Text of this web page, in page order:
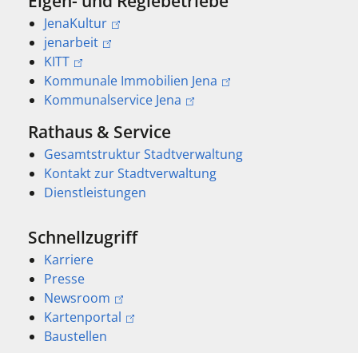
JenaKultur
jenarbeit
KITT
Kommunale Immobilien Jena
Kommunalservice Jena
Rathaus & Service
Gesamtstruktur Stadtverwaltung
Kontakt zur Stadtverwaltung
Dienstleistungen
Schnellzugriff
Karriere
Presse
Newsroom
Kartenportal
Baustellen